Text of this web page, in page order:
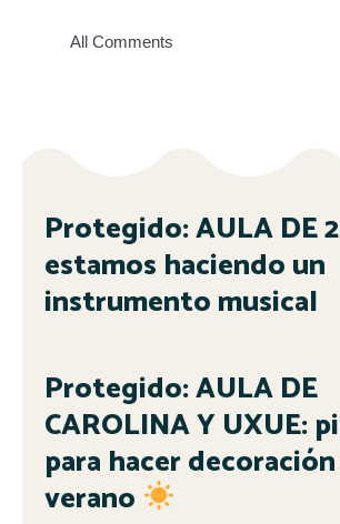
All Comments
Protegido: AULA DE
estamos haciendo un
instrumento musical
Protegido: AULA DE
CAROLINA Y UXUE:
para hacer
verano